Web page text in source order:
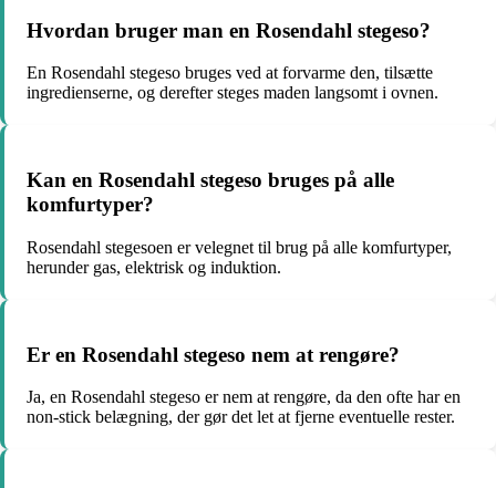
Hvordan bruger man en Rosendahl stegeso?
En Rosendahl stegeso bruges ved at forvarme den, tilsætte
ingredienserne, og derefter steges maden langsomt i ovnen.
Kan en Rosendahl stegeso bruges på alle
komfurtyper?
Rosendahl stegesoen er velegnet til brug på alle komfurtyper,
herunder gas, elektrisk og induktion.
Er en Rosendahl stegeso nem at rengøre?
Ja, en Rosendahl stegeso er nem at rengøre, da den ofte har en
non-stick belægning, der gør det let at fjerne eventuelle rester.